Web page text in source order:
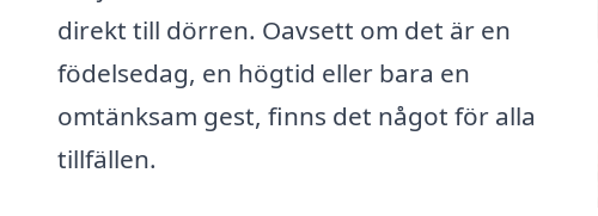
direkt till dörren. Oavsett om det är en
födelsedag, en högtid eller bara en
omtänksam gest, finns det något för alla
tillfällen.